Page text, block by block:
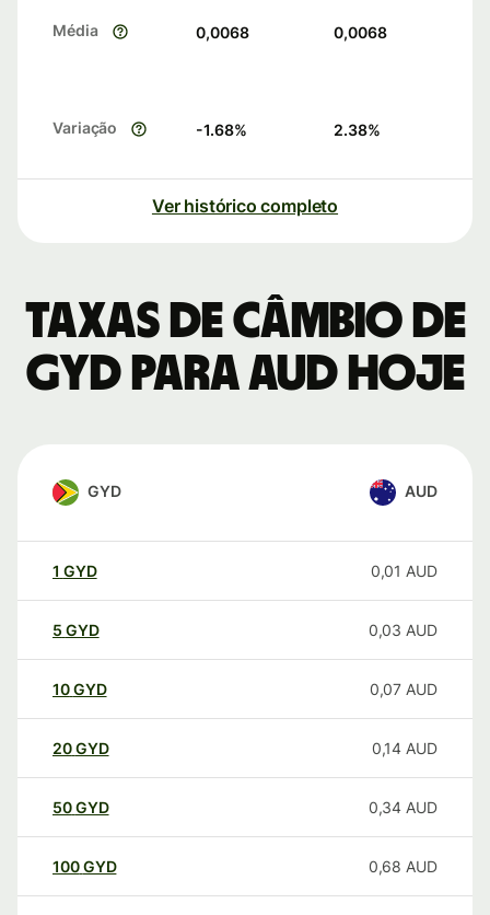
Média 0,0068 0,0068
Variação -1.68% 2.38%
Ver histórico completo
Taxas de câmbio de
GYD para AUD hoje
GYD AUD
1 GYD 0,01 AUD
5 GYD 0,03 AUD
10GYD 0,07 AUD
20GYD 0,14 AUD
50GYD 0,34 AUD
100GYD 0,68 AUD